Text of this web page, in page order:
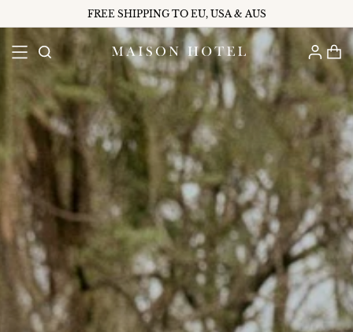
FREE SHIPPING TO EU, USA & AUS